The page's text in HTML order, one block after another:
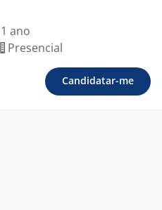
ano
Presencial
Candidatar-me